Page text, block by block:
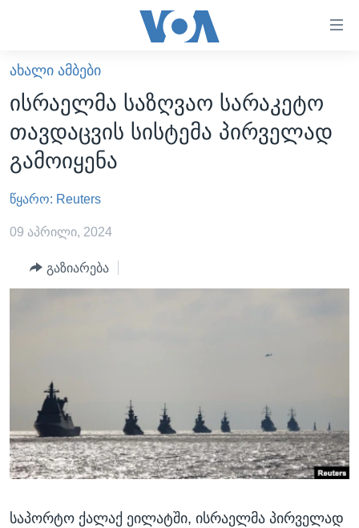
ხელმისაწვდომობისთვის
გადადით
მთავარზე
გადადით
მთავარ
ნავიგაციაზე
გადადით
ძიებაზე
ᲐᲮᲐᲚᲘ ᲐᲛᲑᲔᲑᲘ
ᲡᲐᲥᲐᲠᲗᲕᲔᲚᲝ
ᲐᲨᲨ
ᲐᲨᲨ-ᲘᲡ ᲐᲠᲩᲔᲕᲜᲔᲑᲘ 2024
ᲛᲡᲝᲤᲚᲘᲝ
ᲕᲘᲓᲔᲝᲔᲑᲘ
ᲒᲐᲓᲐᲪᲔᲛᲔᲑᲘ
ᲯᲐᲜᲛᲠᲗᲔᲚᲝᲑᲐ
ᲛᲔᲪᲜᲘᲔᲠᲔᲑᲐ
ᲘᲜᲢᲔᲠᲕᲘᲣ
ᲒᲐᲚᲘᲚᲔᲝ
Learning English
ᲗᲕᲐᲚᲘ ᲒᲕᲐᲓᲔᲕᲜᲔᲗ
ᲐᲮᲐᲚᲘ ᲐᲛᲑᲔᲑᲘ
ისრაელმა საზღვაო სარაკეტო
თავდაცვის სისტემა პირველად
გამოიყენა
წყარო: Reuters
09 აპრილი, 2024
გაზიარება
საპორტო ქალაქ ეილატში, ისრაელმა პირველად